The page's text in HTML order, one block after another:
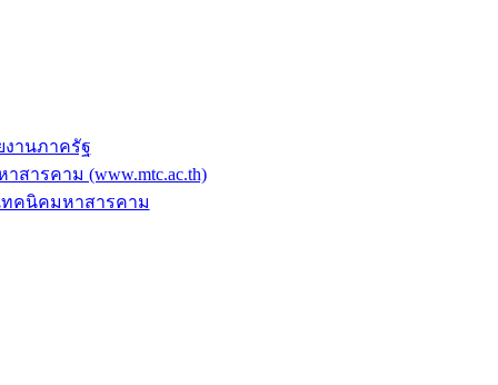
งานภาครัฐ
ารคาม (www.mtc.ac.th)
ทคนิคมหาสารคาม